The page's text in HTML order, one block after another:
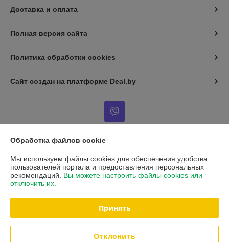
Доставка и оплата
Полная версия сайта
Политика обработки cookies
Сайт создан на платформе Deal.by
Юридическое лицо:ООО "Торговый Дом Галина"
РБ, 223723, Минская обл, Солигорский р-н, г.п. Красная Слобода, ул. М.
Горького, д. 15
Регистрационный номер ЕГР: 690614992
Регистрационный орган: Минский облисполком
Обработка файлов cookie
Мы используем файлы cookies для обеспечения удобства
пользователей портала и предоставления персональных
рекомендаций. Вы можете настроить файлы cookies или
отключить их.
Принять
Отклонить